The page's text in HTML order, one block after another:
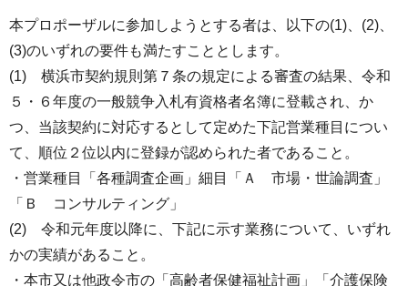
本プロポーザルに参加しようとする者は、以下の(1)、(2)、
(3)のいずれの要件も満たすこととします。
(1) 横浜市契約規則第７条の規定による審査の結果、令和
５・６年度の一般競争入札有資格者名簿に登載され、か
つ、当該契約に対応するとして定めた下記営業種目につい
て、順位２位以内に登録が認められた者であること。
・営業種目「各種調査企画」細目「Ａ 市場・世論調査」
「Ｂ コンサルティング」
(2) 令和元年度以降に、下記に示す業務について、いずれ
かの実績があること。
・本市又は他政令市の「高齢者保健福祉計画」「介護保険